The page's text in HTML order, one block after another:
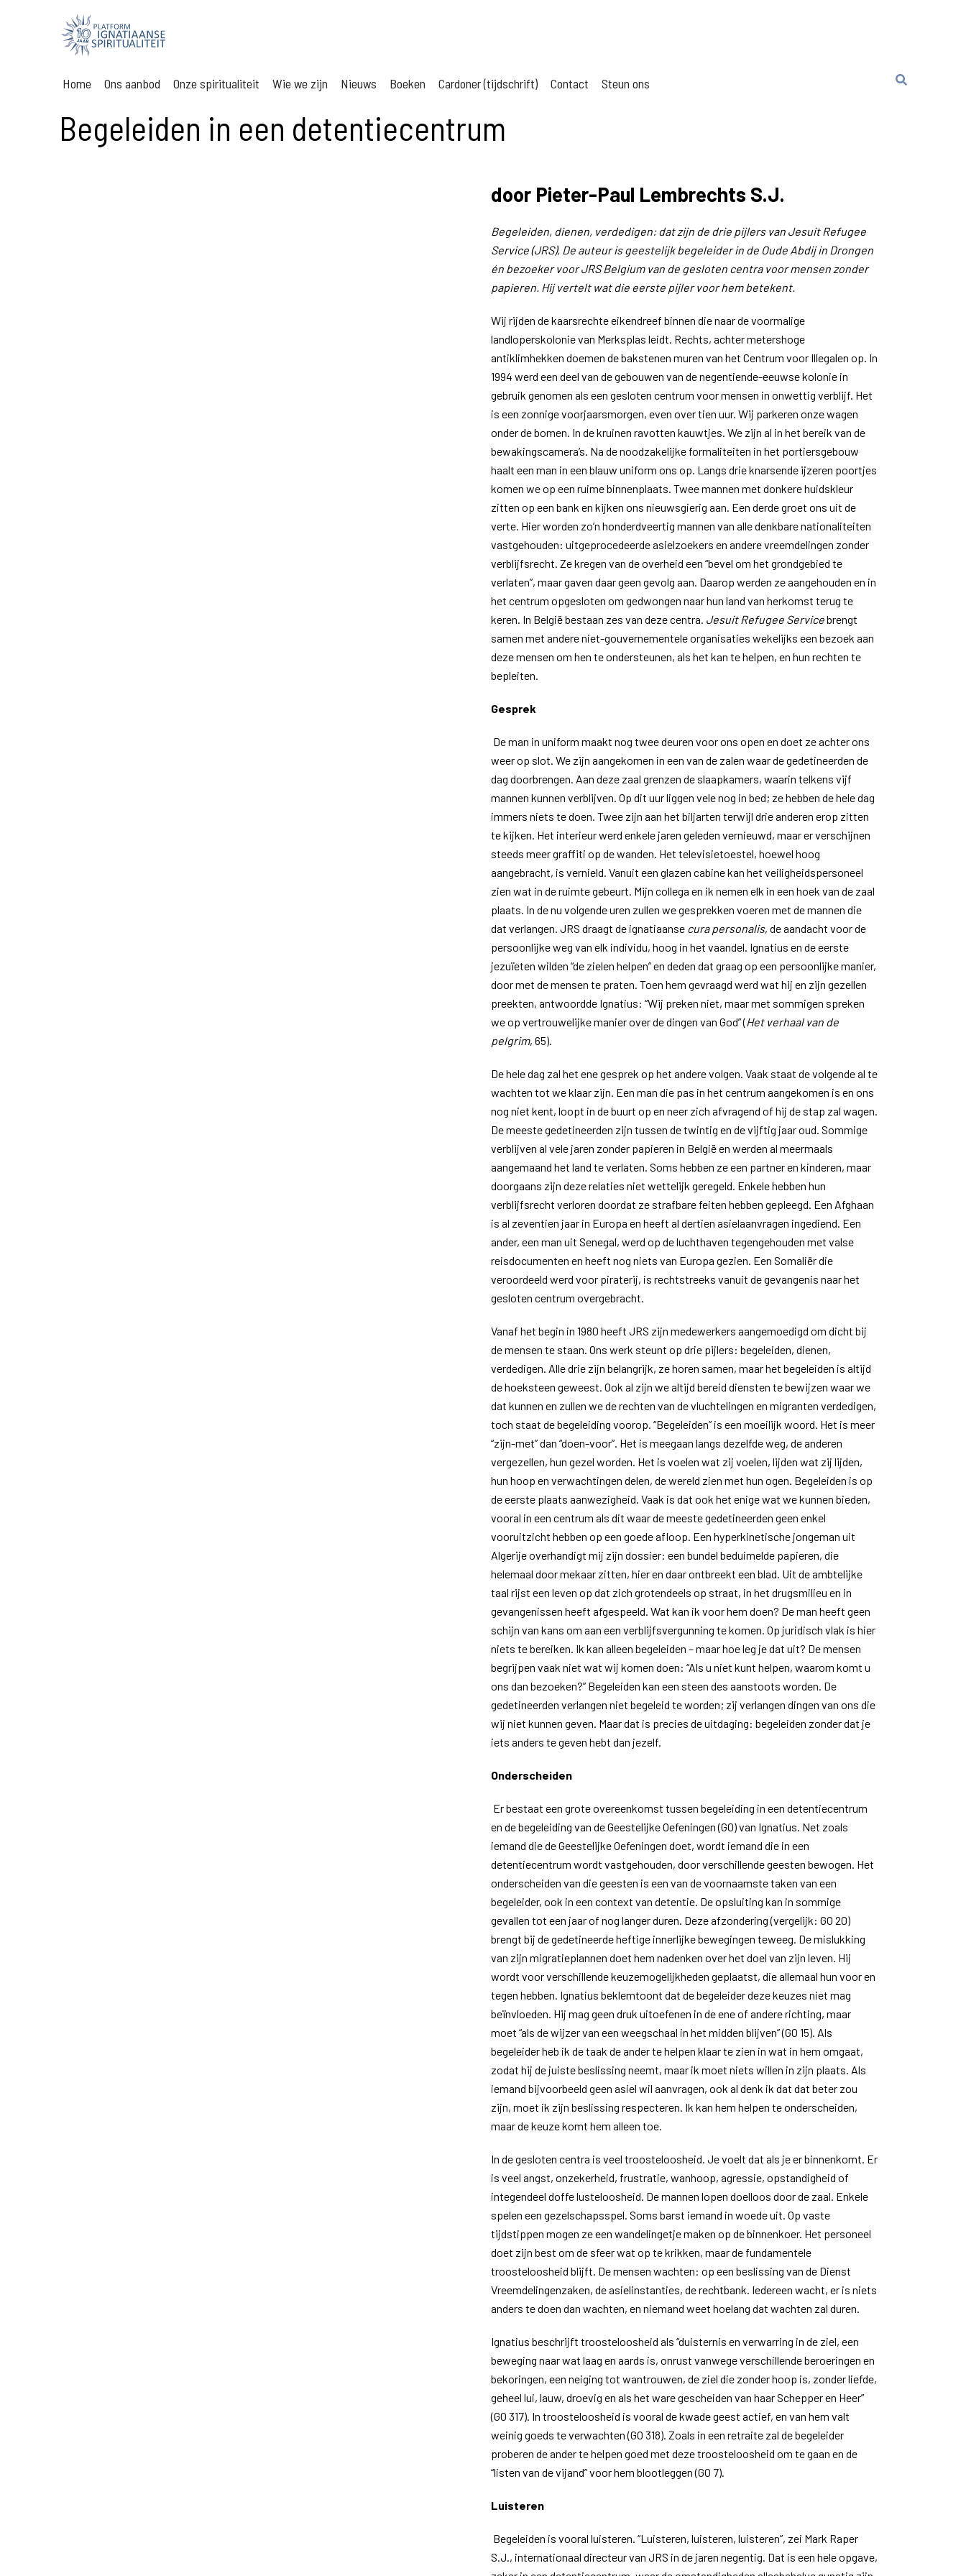
Home Ons aanbod Onze spiritualiteit Wie we zijn Nieuws Boeken Cardoner (tijdschrift) Contact Steun ons
Begeleiden in een detentiecentrum
door Pieter-Paul Lembrechts S.J.
Begeleiden, dienen, verdedigen: dat zijn de drie pijlers van Jesuit Refugee
Service (JRS), De auteur is geestelijk begeleider in de Oude Abdij in Drongen
én bezoeker voor JRS Belgium van de gesloten centra voor mensen zonder
papieren. Hij vertelt wat die eerste pijler voor hem betekent.
Wij rijden de kaarsrechte eikendreef binnen die naar de voormalige
landloperskolonie van Merksplas leidt. Rechts, achter metershoge
antiklimhekken doemen de bakstenen muren van het Centrum voor Illegalen op. In
1994 werd een deel van de gebouwen van de negentiende-eeuwse kolonie in
gebruik genomen als een gesloten centrum voor mensen in onwettig verblijf. Het
is een zonnige voorjaarsmorgen, even over tien uur. Wij parkeren onze wagen
onder de bomen. In de kruinen ravotten kauwtjes. We zijn al in het bereik van de
bewakingscamera’s. Na de noodzakelijke formaliteiten in het portiersgebouw
haalt een man in een blauw uniform ons op. Langs drie knarsende ijzeren poortjes
komen we op een ruime binnenplaats. Twee mannen met donkere huidskleur
zitten op een bank en kijken ons nieuwsgierig aan. Een derde groet ons uit de
verte. Hier worden zo’n honderdveertig mannen van alle denkbare nationaliteiten
vastgehouden: uitgeprocedeerde asielzoekers en andere vreemdelingen zonder
verblijfsrecht. Ze kregen van de overheid een “bevel om het grondgebied te
verlaten”, maar gaven daar geen gevolg aan. Daarop werden ze aangehouden en in
het centrum opgesloten om gedwongen naar hun land van herkomst terug te
keren. In België bestaan zes van deze centra. Jesuit Refugee Servicebrengt
samen met andere niet-gouvernementele organisaties wekelijks een bezoek aan
deze mensen om hen te ondersteunen, als het kan te helpen, en hun rechten te
bepleiten.
Gesprek
De man in uniform maakt nog twee deuren voor ons open en doet ze achter ons
weer op slot. We zijn aangekomen in een van de zalen waar de gedetineerden de
dag doorbrengen. Aan deze zaal grenzen de slaapkamers, waarin telkens vijf
mannen kunnen verblijven. Op dit uur liggen vele nog in bed; ze hebben de hele dag
immers niets te doen. Twee zijn aan het biljarten terwijl drie anderen erop zitten
te kijken. Het interieur werd enkele jaren geleden vernieuwd, maar er verschijnen
steeds meer graffiti op de wanden. Het televisietoestel, hoewel hoog
aangebracht, is vernield. Vanuit een glazen cabine kan het veiligheidspersoneel
zien wat in de ruimte gebeurt. Mijn collega en ik nemen elk in een hoek van de zaal
plaats. In de nu volgende uren zullen we gesprekken voeren met de mannen die
dat verlangen. JRS draagt de ignatiaanse cura personalis, de aandacht voor de
persoonlijke weg van elk individu, hoog in het vaandel. Ignatius en de eerste
jezuïeten wilden “de zielen helpen” en deden dat graag op een persoonlijke manier,
door met de mensen te praten. Toen hem gevraagd werd wat hij en zijn gezellen
preekten, antwoordde Ignatius: “Wij preken niet, maar met sommigen spreken
we op vertrouwelijke manier over de dingen van God” (Het verhaal van de
pelgrim, 65).
De hele dag zal het ene gesprek op het andere volgen. Vaak staat de volgende al te
wachten tot we klaar zijn. Een man die pas in het centrum aangekomen is en ons
nog niet kent, loopt in de buurt op en neer zich afvragend of hij de stap zal wagen.
De meeste gedetineerden zijn tussen de twintig en de vijftig jaar oud. Sommige
verblijven al vele jaren zonder papieren in België en werden al meermaals
aangemaand het land te verlaten. Soms hebben ze een partner en kinderen, maar
doorgaans zijn deze relaties niet wettelijk geregeld. Enkele hebben hun
verblijfsrecht verloren doordat ze strafbare feiten hebben gepleegd. Een Afghaan
is al zeventien jaar in Europa en heeft al dertien asielaanvragen ingediend. Een
ander, een man uit Senegal, werd op de luchthaven tegengehouden met valse
reisdocumenten en heeft nog niets van Europa gezien. Een Somaliër die
veroordeeld werd voor piraterij, is rechtstreeks vanuit de gevangenis naar het
gesloten centrum overgebracht.
Vanaf het begin in 1980 heeft JRS zijn medewerkers aangemoedigd om dicht bij
de mensen te staan. Ons werk steunt op drie pijlers: begeleiden, dienen,
verdedigen. Alle drie zijn belangrijk, ze horen samen, maar het begeleiden is altijd
de hoeksteen geweest. Ook al zijn we altijd bereid diensten te bewijzen waar we
dat kunnen en zullen we de rechten van de vluchtelingen en migranten verdedigen,
toch staat de begeleiding voorop. “Begeleiden” is een moeilijk woord. Het is meer
“zijn-met” dan “doen-voor”. Het is meegaan langs dezelfde weg, de anderen
vergezellen, hun gezel worden. Het is voelen wat zij voelen, lijden wat zij lijden,
hun hoop en verwachtingen delen, de wereld zien met hun ogen. Begeleiden is op
de eerste plaats aanwezigheid. Vaak is dat ook het enige wat we kunnen bieden,
vooral in een centrum als dit waar de meeste gedetineerden geen enkel
vooruitzicht hebben op een goede afloop. Een hyperkinetische jongeman uit
Algerije overhandigt mij zijn dossier: een bundel beduimelde papieren, die
helemaal door mekaar zitten, hier en daar ontbreekt een blad. Uit de ambtelijke
taal rijst een leven op dat zich grotendeels op straat, in het drugsmilieu en in
gevangenissen heeft afgespeeld. Wat kan ik voor hem doen? De man heeft geen
schijn van kans om aan een verblijfsvergunning te komen. Op juridisch vlak is hier
niets te bereiken. Ik kan alleen begeleiden – maar hoe leg je dat uit? De mensen
begrijpen vaak niet wat wij komen doen: “Als u niet kunt helpen, waarom komt u
ons dan bezoeken?” Begeleiden kan een steen des aanstoots worden. De
gedetineerden verlangen niet begeleid te worden; zij verlangen dingen van ons die
wij niet kunnen geven. Maar dat is precies de uitdaging: begeleiden zonder dat je
iets anders te geven hebt dan jezelf.
Onderscheiden
Er bestaat een grote overeenkomst tussen begeleiding in een detentiecentrum
en de begeleiding van de Geestelijke Oefeningen (GO) van Ignatius. Net zoals
iemand die de Geestelijke Oefeningen doet, wordt iemand die in een
detentiecentrum wordt vastgehouden, door verschillende geesten bewogen. Het
onderscheiden van die geesten is een van de voornaamste taken van een
begeleider, ook in een context van detentie. De opsluiting kan in sommige
gevallen tot een jaar of nog langer duren. Deze afzondering (vergelijk: GO 20)
brengt bij de gedetineerde heftige innerlijke bewegingen teweeg. De mislukking
van zijn migratieplannen doet hem nadenken over het doel van zijn leven. Hij
wordt voor verschillende keuzemogelijkheden geplaatst, die allemaal hun voor en
tegen hebben. Ignatius beklemtoont dat de begeleider deze keuzes niet mag
beïnvloeden. Hij mag geen druk uitoefenen in de ene of andere richting, maar
moet “als de wijzer van een weegschaal in het midden blijven” (GO 15). Als
begeleider heb ik de taak de ander te helpen klaar te zien in wat in hem omgaat,
zodat hij de juiste beslissing neemt, maar ik moet niets willen in zijn plaats. Als
iemand bijvoorbeeld geen asiel wil aanvragen, ook al denk ik dat dat beter zou
zijn, moet ik zijn beslissing respecteren. Ik kan hem helpen te onderscheiden,
maar de keuze komt hem alleen toe.
In de gesloten centra is veel troosteloosheid. Je voelt dat als je er binnenkomt. Er
is veel angst, onzekerheid, frustratie, wanhoop, agressie, opstandigheid of
integendeel doffe lusteloosheid. De mannen lopen doelloos door de zaal. Enkele
spelen een gezelschapsspel. Soms barst iemand in woede uit. Op vaste
tijdstippen mogen ze een wandelingetje maken op de binnenkoer. Het personeel
doet zijn best om de sfeer wat op te krikken, maar de fundamentele
troosteloosheid blijft. De mensen wachten: op een beslissing van de Dienst
Vreemdelingenzaken, de asielinstanties, de rechtbank. Iedereen wacht, er is niets
anders te doen dan wachten, en niemand weet hoelang dat wachten zal duren.
Ignatius beschrijft troosteloosheid als “duisternis en verwarring in de ziel, een
beweging naar wat laag en aards is, onrust vanwege verschillende beroeringen en
bekoringen, een neiging tot wantrouwen, de ziel die zonder hoop is, zonder liefde,
geheel lui, lauw, droevig en als het ware gescheiden van haar Schepper en Heer”
(GO 317). In troosteloosheid is vooral de kwade geest actief, en van hem valt
weinig goeds te verwachten (GO 318). Zoals in een retraite zal de begeleider
proberen de ander te helpen goed met deze troosteloosheid om te gaan en de
“listen van de vijand” voor hem blootleggen (GO 7).
Luisteren
Begeleiden is vooral luisteren. “Luisteren, luisteren, luisteren”, zei Mark Raper
S.J., internationaal directeur van JRS in de jaren negentig. Dat is een hele opgave,